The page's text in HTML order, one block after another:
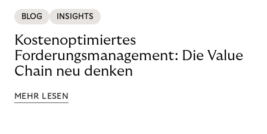
BLOG INSIGHTS
Kostenoptimiertes
Forderungsmanagement: Die Value
Chain neu denken
MEHR LESEN